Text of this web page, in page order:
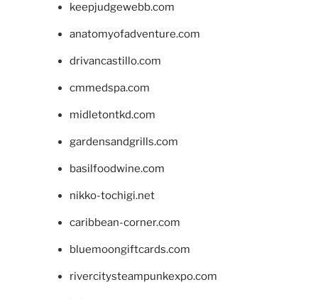
keepjudgewebb.com
anatomyofadventure.com
drivancastillo.com
cmmedspa.com
midletontkd.com
gardensandgrills.com
basilfoodwine.com
nikko-tochigi.net
caribbean-corner.com
bluemoongiftcards.com
rivercitysteampunkexpo.com